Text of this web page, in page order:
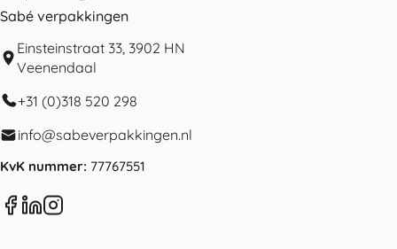
Sabé verpakkingen
Einsteinstraat 33, 3902 HN
Veenendaal
+31 (0)318 520 298
info@sabeverpakkingen.nl
KvK nummer: 77767551